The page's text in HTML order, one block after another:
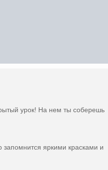
урок! На нем ты соберешь
запомнится яркими красками и